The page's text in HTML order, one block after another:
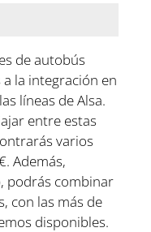
de autobús
la integración en
líneas de Alsa.
entre estas
varios
Además,
podrás combinar
con las más de
disponibles.